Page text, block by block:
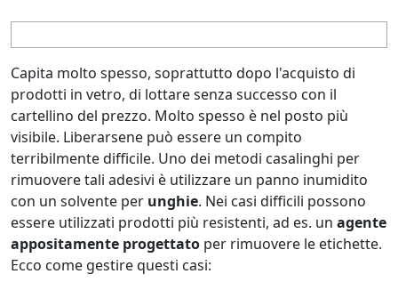
Capita molto spesso, soprattutto dopo l'acquisto di
prodotti in vetro, di lottare senza successo con il
cartellino del prezzo. Molto spesso è nel posto più
visibile. Liberarsene può essere un compito
terribilmente difficile. Uno dei metodi casalinghi per
rimuovere tali adesivi è utilizzare un panno inumidito
con un solvente per unghie. Nei casi difficili possono
essere utilizzati prodotti più resistenti, ad es. un agente
appositamente progettato per rimuovere le etichette.
Ecco come gestire questi casi: